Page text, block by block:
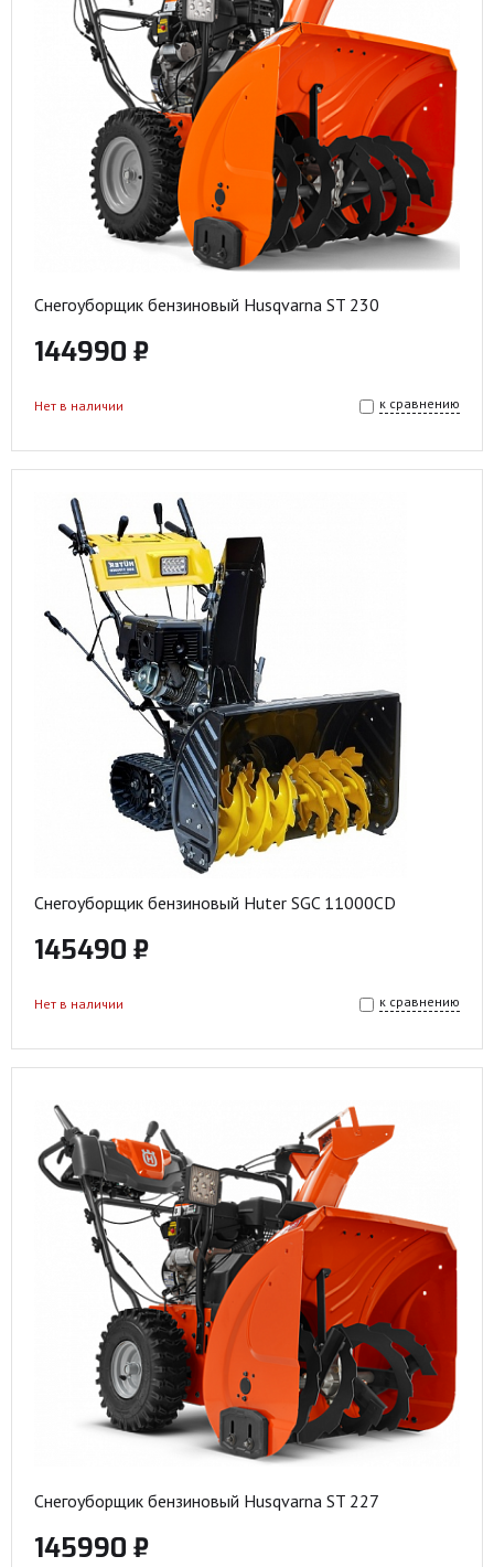
Снегоуборщик бензиновый Husqvarna ST 230
144990 ₽
к сравнению
Нет в наличии
Снегоуборщик бензиновый Huter SGC 11000CD
145490 ₽
к сравнению
Нет в наличии
Снегоуборщик бензиновый Husqvarna ST 227
145990 ₽